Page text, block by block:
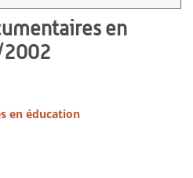
en
2002
en éducation